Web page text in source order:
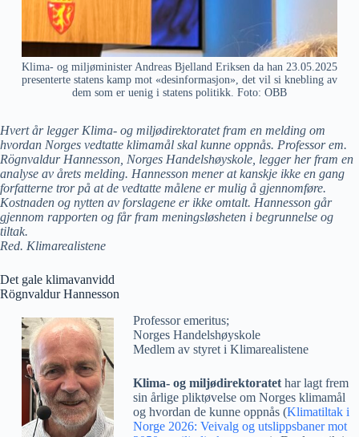
Klima- og miljøminister Andreas Bjelland Eriksen da han 23.05.2025
presenterte statens kamp mot «desinformasjon», det vil si knebling av
dem som er uenig i statens politikk. Foto: OBB
Hvert år legger Klima- og miljødirektoratet fram en melding om
hvordan Norges vedtatte klimamål skal kunne oppnås. Professor em.
Rögnvaldur Hannesson, Norges Handelshøyskole, legger her fram en
analyse av årets melding. Hannesson mener at kanskje ikke en gang
forfatterne tror på at de vedtatte målene er mulig å gjennomføre.
Kostnaden og nytten av forslagene er ikke omtalt. Hannesson går
gjennom rapporten og får fram meningsløsheten i begrunnelse og
tiltak.
Red. Klimarealistene
Det gale klimavanvidd
Rögnvaldur Hannesson
Professor emeritus;
Norges Handelshøyskole
Medlem av styret i Klimarealistene
Klima- og miljødirektoratethar lagt frem
sin årlige pliktøvelse om Norges klimamål
og hvordan de kunne oppnås (Klimatiltak i
Norge 2026: Veivalg og utslippsbaner mot